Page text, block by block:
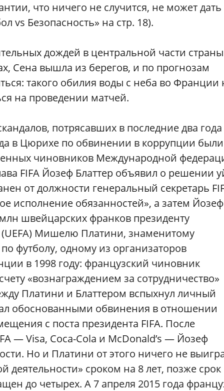
что ничего не случится, не может дать
vs Безопасность» на стр. 18).
дождей в центральной части страны
Сена вышла из берегов, и по прогнозам
такого обилия воды с неба во Франции
на проведении матчей.
потрясавших в последние два года
в Цюрихе по обвинении в коррупции были
чиновников Международной
FIFA Йозеф Блаттер объявил о решении
от должности генеральный секретарь
исполнение обязанностей», а затем Йозеф
швейцарских франков президенту
Мишелю Платини, знаменитому
футболу, одному из организаторов
в 1998 году: французский чиновник
«вознаграждением за сотрудничество»
Платини и Блаттером вспыхнул личный
обоснованными обвинения в отношении
с поста президента FIFA. После
— Visa, Coca-Cola и McDonald’s — Йозеф
Но и Платини от этого ничего не
деятельности» сроком на 8 лет, позже срок
до четырех. А 7 апреля 2015 года